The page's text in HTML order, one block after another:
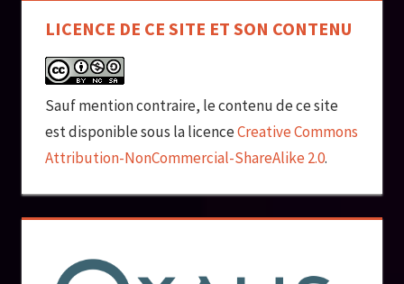
LICENCE DE CE SITE ET SON CONTENU
Sauf mention contraire, le contenu de ce site
est disponible sous la licenceCreative Commons
Attribution-NonCommercial-ShareAlike 2.0.